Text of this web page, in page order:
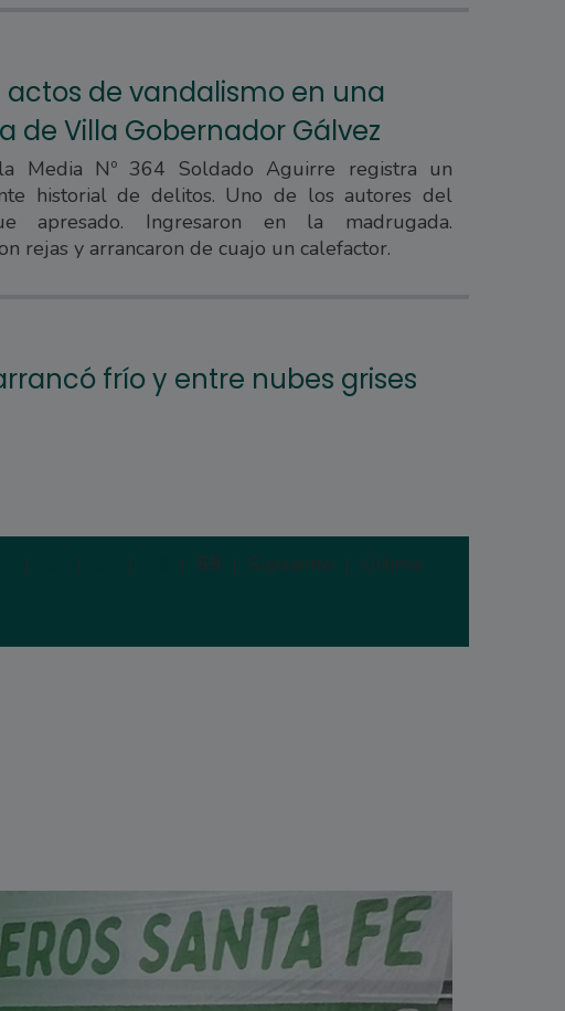
actos de vandalismo en una
de Villa Gobernador Gálvez
Media Nº 364 Soldado Aguirre registra un
historial de delitos. Uno de los autores del
apresado. Ingresaron en la madrugada.
rejas y arrancaron de cuajo un calefactor.
frío y entre nubes grises
| | | | 59 | Siguiente | Última